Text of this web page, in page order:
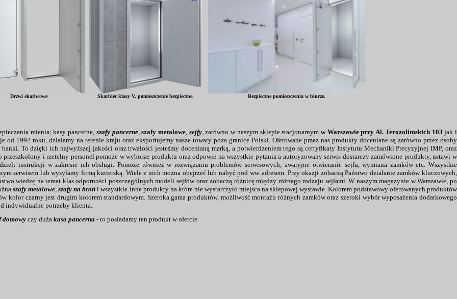
Drzwi skarbcowe Skarbiec klasy V, pomieszczenie bezpieczne. Bezpieczne pomieszczenia w biurze.
mienia; kasy pancerne, szafy pancerne,szafy metalowe, sejfy, zarówno w naszym sklepie stacjonarnymw Warszawie przy Al. Jerozolimskich 103 jak i
od 1992 roku, działamy na terenie kraju oraz eksportujemy nasze towary poza granice Polski. Oferowane przez nas produkty doceniane są zarówno przez osoby
To dzięki ich najwyższej jakości oraz trwałości jesteśmy docenianą marką, a potwierdzeniem tego są certyfikaty Instytutu Mechaniki Precyzyjnej IMP, oraz
i rzetelny personel pomoże w wyborze produktu oraz odpowie na wszystkie pytania a autoryzowany serwis dostarczy zamówione produkty, ustawi w
instrukcji w zakresie ich obsługi. Pomoże również w rozwiązaniu problemów serwisowych; awaryjne otwieranie sejfu, wymiana zamków etc. Wszystkie
serwisem lub wysyłamy firmą kurierską. Wiele z nich można obejrzeć lub nabyć pod ww. adresem. Przy okazji zobaczą Państwo działanie zamków kluczowych,
wiedzę na temat klas odporności poszczególnych modeli sejfów oraz zobaczą różnicę między różnego rodzaju sejfami. W naszym magazynie w Warszawie, po
szafy metalowe,szafy na broń i wszystkie inne produkty na które nie wystarczyło miejsca na sklepowej wystawie. Kolorem podstawowy oferowanych produktów
kolor czarny jest drugim kolorem standardowym. Szeroka gama produktów, możliwość montażu różnych zamków oraz szeroki wybór wyposażenia dodatkowego
indywidualne potrzeby klienta.
domowy czy duża kasa pancerna - to posiadamy ten produkt w ofercie.